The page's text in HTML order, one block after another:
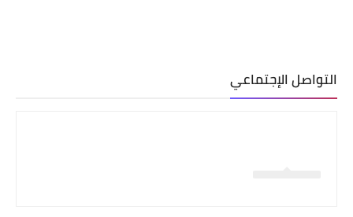
التواصل الإجتماعي